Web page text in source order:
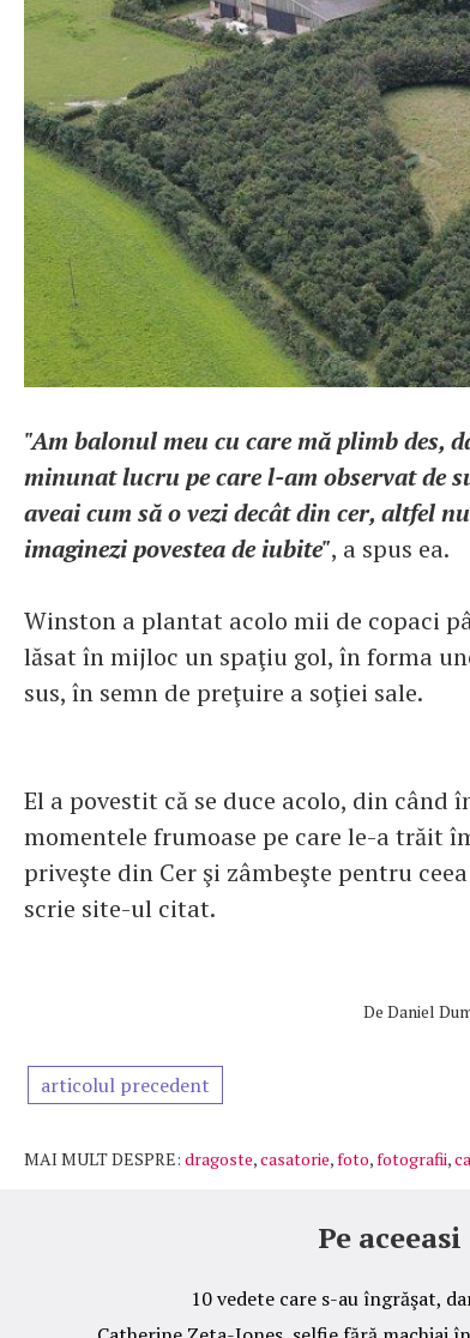
"Am balonul meu cu care mă plimb des,
minunat lucru pe care l-am observat de
aveai cum să o vezi decât din cer, altfel
imaginezi povestea de iubite", a spus ea.
Winston a plantat acolo mii de copaci
lăsat în mijloc un spaţiu gol, în forma
sus, în semn de preţuire a soţiei sale.
El a povestit că se duce acolo, din când
momentele frumoase pe care le-a trăit
priveşte din Cer şi zâmbeşte pentru
scrie site-ul citat.
De Daniel
articolul precedent
MAI MULT DESPRE: dragoste,casatorie,foto,fotografii,
Pe
10 vedete care s-au îngrăşat,